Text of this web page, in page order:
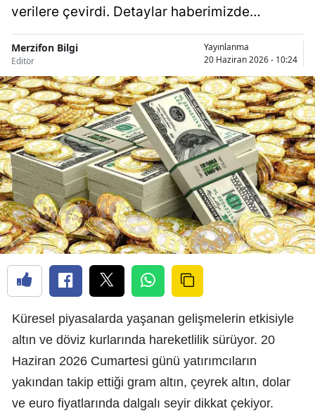
verilere çevirdi. Detaylar haberimizde…
Merzifon Bilgi
Editör
Yayınlanma
20 Haziran 2026 - 10:24
Küresel piyasalarda yaşanan gelişmelerin etkisiyle
altın ve döviz kurlarında hareketlilik sürüyor. 20
Haziran 2026 Cumartesi günü yatırımcıların
yakından takip ettiği gram altın, çeyrek altın, dolar
ve euro fiyatlarında dalgalı seyir dikkat çekiyor.